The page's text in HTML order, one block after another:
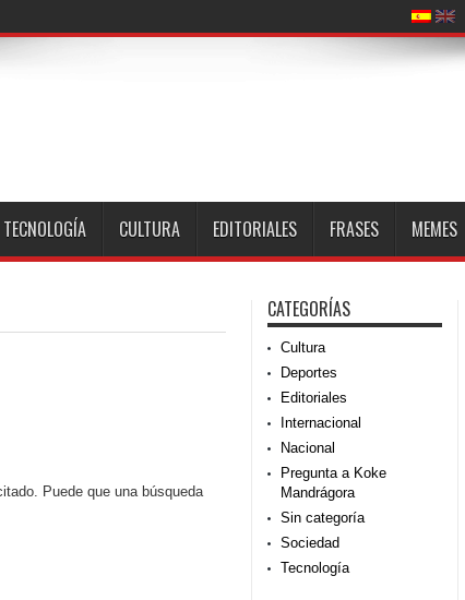
TECNOLOGÍA CULTURA EDITORIALES FRASES MEMES
Puede que una búsqueda
CATEGORÍAS
Cultura
Deportes
Editoriales
Internacional
Nacional
Pregunta a Koke
Mandrágora
Sin categoría
Sociedad
Tecnología